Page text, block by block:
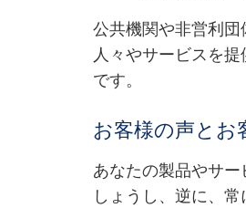
公共機関や非営利
人々やサービスを
です。
お客様の声とお
あなたの製品やサ
しょうし、逆に、